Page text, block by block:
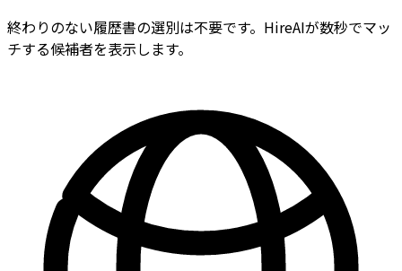
終わりのない履歴書の選別は不要です。HireAIが数秒でマッ
チする候補者を表示します。